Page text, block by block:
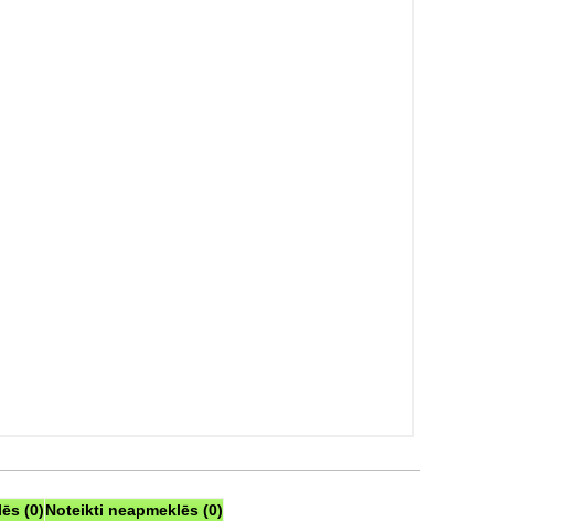
(0)Noteikti neapmeklēs (0)